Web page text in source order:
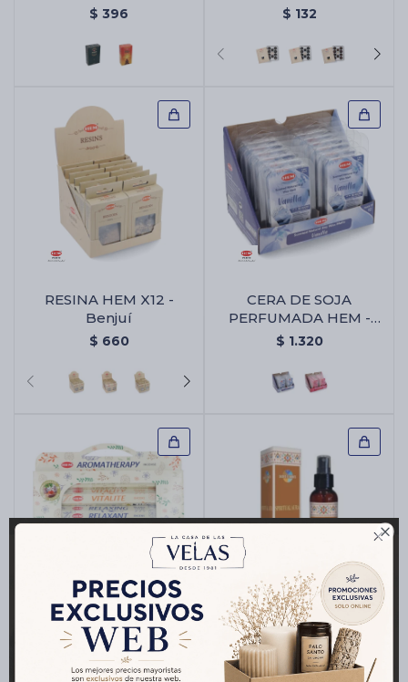

$ 396 $ 132
RESINA HEM X12 -
Benjuí
$ 660
CERA DE SOJA
PERFUMADA HEM -
Vainilla
$ 1.320
PACK DE REGALO HEM
- Aromaterapia Hexa
$ 176
SPRAY DE HABITACION
HEM - Aura Espiritual
$ 206